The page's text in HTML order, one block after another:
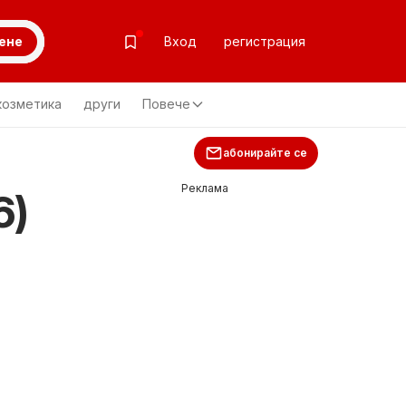
Вход регистрация
други Повече
абонирайте се
Реклама